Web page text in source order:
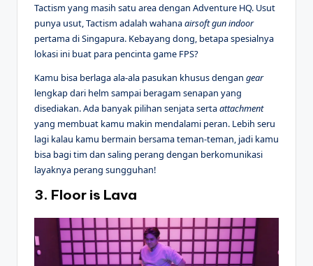
Tactism yang masih satu area dengan Adventure HQ. Usut
punya usut, Tactism adalah wahanaairsoft gun indoor
pertama di Singapura. Kebayang dong, betapa spesialnya
lokasi ini buat para pencinta game FPS?
Kamu bisa berlaga ala-ala pasukan khusus dengan gear
lengkap dari helm sampai beragam senapan yang
disediakan. Ada banyak pilihan senjata sertaattachment
yang membuat kamu makin mendalami peran. Lebih seru
lagi kalau kamu bermain bersama teman-teman, jadi kamu
bisa bagi tim dan saling perang dengan berkomunikasi
layaknya perang sungguhan!
3. Floor is Lava